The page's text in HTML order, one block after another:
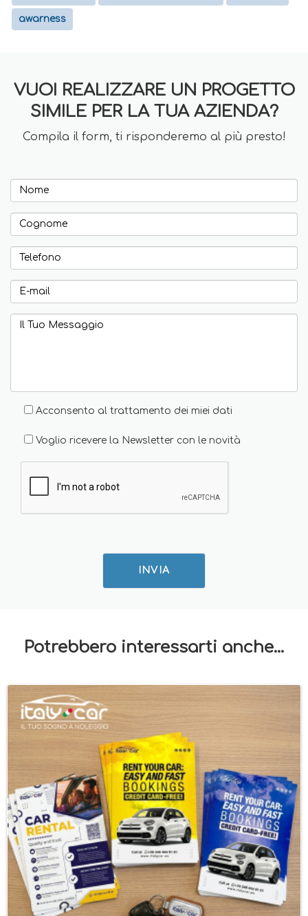
awarness
VUOI REALIZZARE UN PROGETTO
SIMILE PER LA TUA AZIENDA?
Compila il form, ti risponderemo al più presto!
Acconsento al trattamento dei miei dati
Voglio ricevere la Newsletter con le novità
INVIA
Potrebbero interessarti anche...